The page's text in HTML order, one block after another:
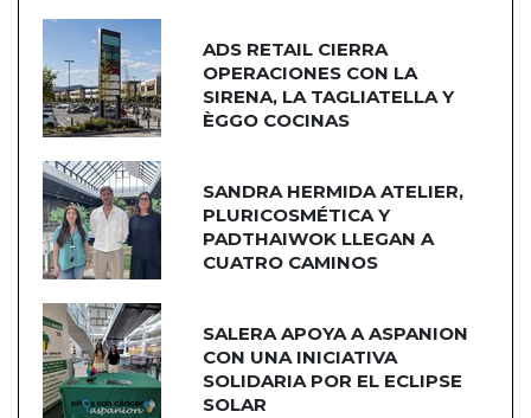
ADS RETAIL CIERRA
OPERACIONES CON LA
SIRENA, LA TAGLIATELLA Y
ÈGGO COCINAS
SANDRA HERMIDA ATELIER,
PLURICOSMÉTICA Y
PADTHAIWOK LLEGAN A
CUATRO CAMINOS
SALERA APOYA A ASPANION
CON UNA INICIATIVA
SOLIDARIA POR EL ECLIPSE
SOLAR